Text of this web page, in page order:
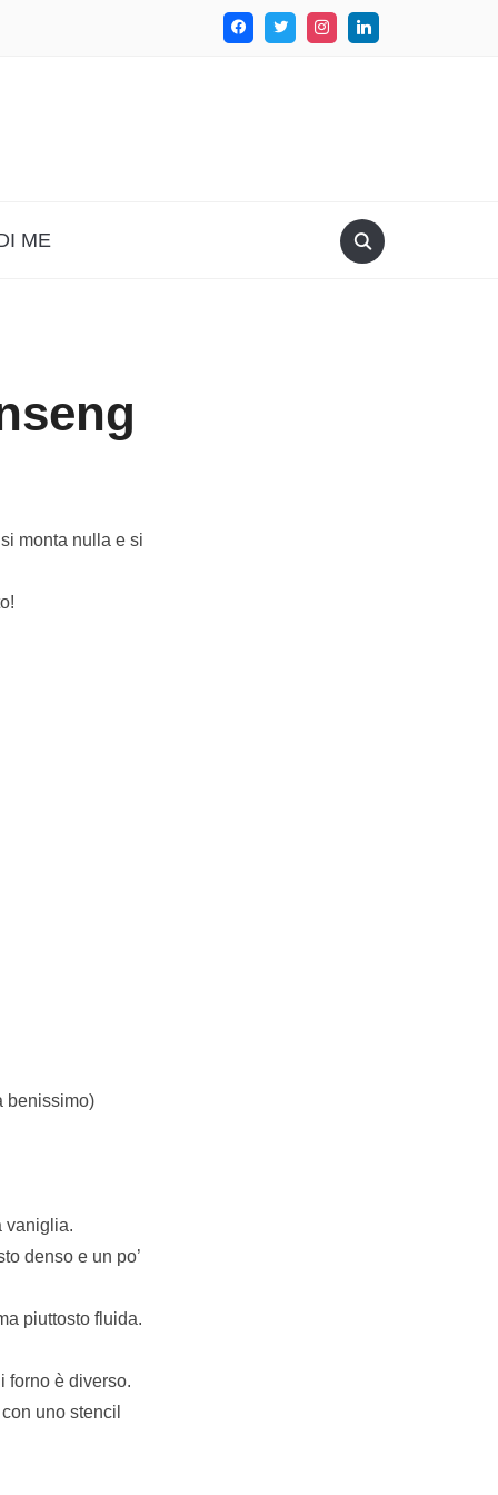
ME
monta nulla e si
benissimo)
vaniglia.
denso e un po’
piuttosto fluida.
forno è diverso.
uno stencil